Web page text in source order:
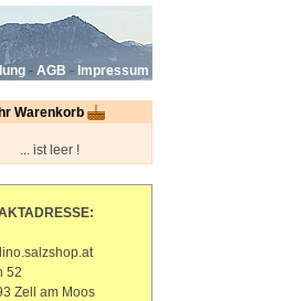
- AGB - Impressum
Ihr Warenkorb
... ist leer !
52
Zell am Moos